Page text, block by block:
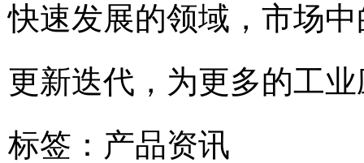
快速发展的领域，市场
更新迭代，为更多的工
标签： 产品资讯